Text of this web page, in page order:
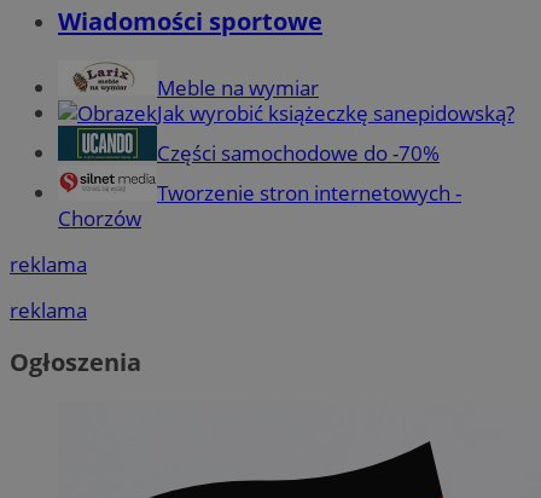
Wiadomości sportowe
Meble na wymiar
Jak wyrobić książeczkę sanepidowską?
Części samochodowe do -70%
Tworzenie stron internetowych -
Chorzów
reklama
reklama
Ogłoszenia